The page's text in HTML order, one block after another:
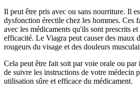
Il peut être pris avec ou sans nourriture. Il
dysfonction érectile chez les hommes. Ces
avec les médicaments qu'ils sont prescrits
efficacité. Le Viagra peut causer des maux
rougeurs du visage et des douleurs
Cela peut être fait soit par voie orale ou
de suivre les instructions de votre médecin
utilisation sûre et efficace du médicament.